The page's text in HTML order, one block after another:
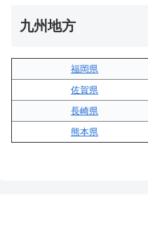
九州地方
福岡県
佐賀県
長崎県
熊本県